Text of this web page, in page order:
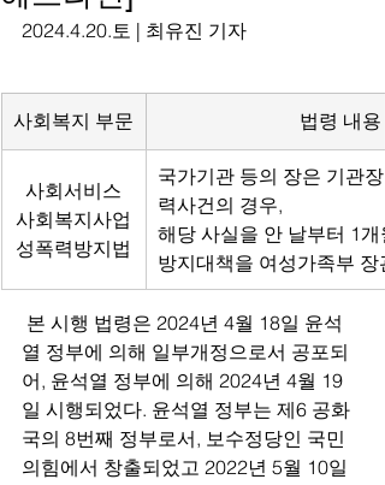
2024.4.20.토 | 최유진 기자
사회복지 부문 법령 내용
사회서비스
사회복지사업
성폭력방지법
국가기관 등의 장은 기관장
력사건의 경우,
해당 사실을 안 날부터 1개
방지대책을 여성가족부 장
열 정부에 의해 일부개정으로서 공포되
어, 윤석열 정부에 의해 2024년 4월 19
일 시행되었다. 윤석열 정부는 제6 공화
국의 8번째 정부로서, 보수정당인 국민
의힘에서 창출되었고 2022년 5월 10일